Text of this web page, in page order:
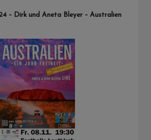
– Dirk und Aneta Bleyer – Australien